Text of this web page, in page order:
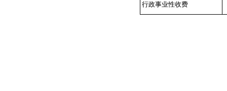
行政事业性收费